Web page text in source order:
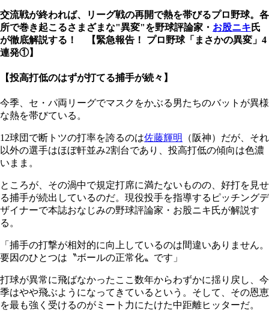
交流戦が終われば、リーグ戦の再開で熱を帯びるプロ野球。各
所で巻き起こるさまざまな"異変"を野球評論家・ お股ニキ 氏
が徹底解説する！ 【緊急報告！ プロ野球「まさかの異変」4
連発①】
【投高打低のはずが打てる捕手が続々】
今季、セ・パ両リーグでマスクをかぶる男たちのバットが異様
な熱を帯びている。
12球団で断トツの打率を誇るのは佐藤輝明
（阪神）だが、それ
以外の選手はほぼ軒並み2割台であり、投高打低の傾向は色濃
いまま。
ところが、その渦中で規定打席に満たないものの、好打を見せ
る捕手が続出しているのだ。現役投手を指導するピッチングデ
ザイナーで本誌おなじみの野球評論家・お股ニキ氏が解説す
る。
「捕手の打撃が相対的に向上しているのは間違いありません。
要因のひとつは〝ボールの正常化〟です」
打球が異常に飛ばなかったここ数年からわずかに揺り戻し、今
季はやや飛ぶようになってきているという。そして、その恩恵
を最も強く受けるのがミート力にたけた中距離ヒッターだ。